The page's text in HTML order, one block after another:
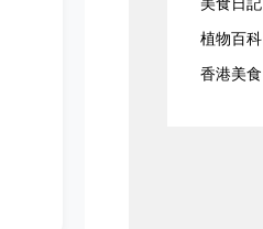
植物百科
香港美食